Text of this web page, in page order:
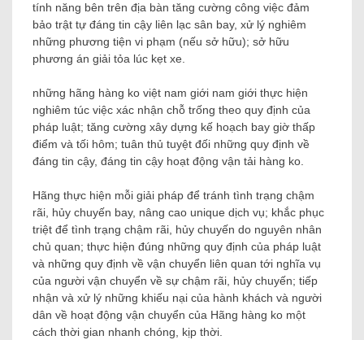
tính năng bên trên địa bàn tăng cường công việc đảm
bảo trật tự đáng tin cậy liên lạc sân bay, xử lý nghiêm
những phương tiện vi phạm (nếu sở hữu); sở hữu
phương án giải tỏa lúc kẹt xe.
những hãng hàng ko việt nam giới nam giới thực hiện
nghiêm túc việc xác nhận chỗ trống theo quy định của
pháp luật; tăng cường xây dựng kế hoạch bay giờ thấp
điểm và tối hôm; tuân thủ tuyệt đối những quy định về
đáng tin cậy, đáng tin cậy hoạt động vận tải hàng ko.
Hãng thực hiện mỗi giải pháp để tránh tình trạng chậm
rãi, hủy chuyến bay, nâng cao unique dịch vụ; khắc phục
triệt để tình trạng chậm rãi, hủy chuyến do nguyên nhân
chủ quan; thực hiện đúng những quy định của pháp luật
và những quy định về vận chuyển liên quan tới nghĩa vụ
của người vận chuyển về sự chậm rãi, hủy chuyến; tiếp
nhận và xử lý những khiếu nại của hành khách và người
dân về hoạt động vận chuyển của Hãng hàng ko một
cách thời gian nhanh chóng, kịp thời.